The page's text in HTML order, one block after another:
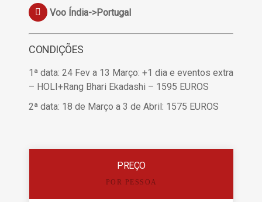
Voo Índia->Portugal
CONDIÇÕES
1ª data: 24 Fev a 13 Março: +1 dia e eventos extra
– HOLI+Rang Bhari Ekadashi – 1595 EUROS
2ª data: 18 de Março a 3 de Abril: 1575 EUROS
PREÇO
POR PESSOA